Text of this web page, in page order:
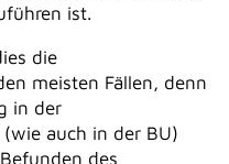
ist.
die
meisten Fällen, denn
in der
auch in der BU)
des